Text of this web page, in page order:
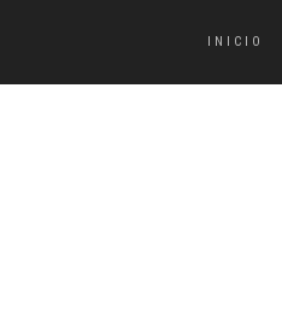
INICIO